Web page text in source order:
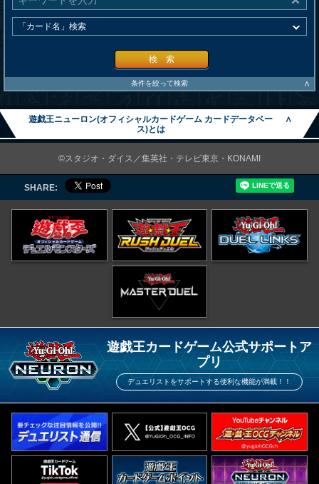
検 索
条件を絞って検索 ∧
遊戯王ニューロン(オフィシャルカードゲーム カードデータベー
ス)とは
∧
©スタジオ・ダイス／集英社・テレビ東京・KONAMI
SHARE:
遊戯王カードゲーム公式サポートア
プリ
デュエリストをサポートする便利な機能が満載！！